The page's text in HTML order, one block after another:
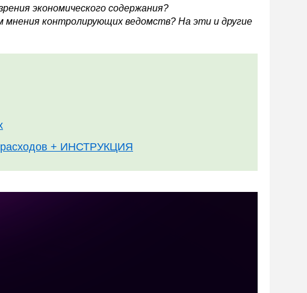
экономического содержания?
мнения контролирующих ведомств? На эти и другие
расходов + ИНСТРУКЦИЯ